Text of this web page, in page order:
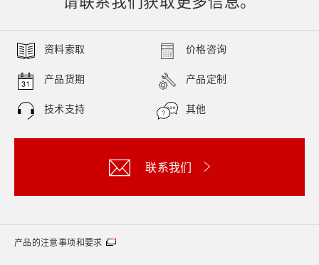
资料索取 价格咨询
产品货期 产品定制
技术支持 其他
联系我们
产品的注意事项和要求